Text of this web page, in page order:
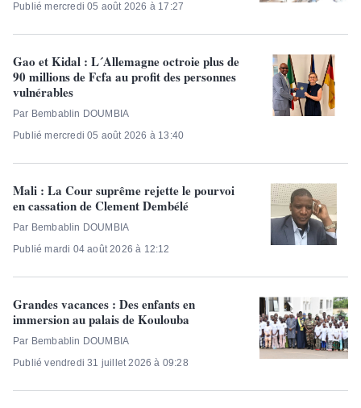
Publié mercredi 05 août 2026 à 17:27
Gao et Kidal : L´Allemagne octroie plus de
90 millions de Fcfa au profit des personnes
vulnérables
Par Bembablin DOUMBIA
Publié mercredi 05 août 2026 à 13:40
Mali : La Cour suprême rejette le pourvoi
en cassation de Clement Dembélé
Par Bembablin DOUMBIA
Publié mardi 04 août 2026 à 12:12
Grandes vacances : Des enfants en
immersion au palais de Koulouba
Par Bembablin DOUMBIA
Publié vendredi 31 juillet 2026 à 09:28